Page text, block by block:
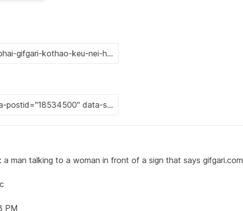
man talking to a woman in front of a sign that says gifgari.com
PM